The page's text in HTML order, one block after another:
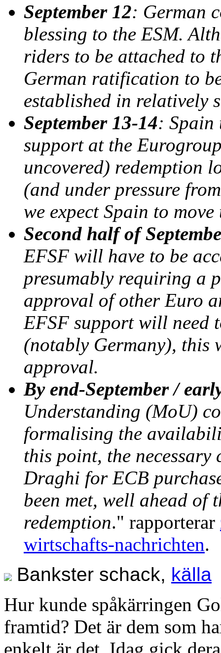
September 12: German
blessing to the ESM.
riders to be attached to
German ratification to
established in relatively
September 13-14: Spain
support at the
uncovered) redemption
(and under pressure
we expect Spain to
Second half of
EFSF will have to be
presumably requiring a
approval of other Euro
EFSF support will need
(notably Germany),
approval.
By end-September /
Understanding (MoU)
formalising the
this point, the
Draghi for ECB
been met, well ahead of
redemption." rapporterar
wirtschafts-nachrichten.
Bankster schack, källa
Hur kunde spåkärringen
framtid? Det är dem som
enkelt är det. Idag gick